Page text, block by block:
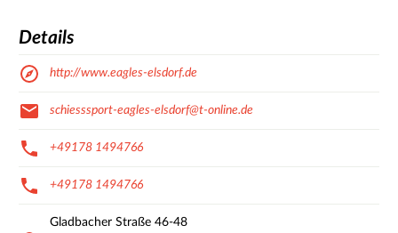
Details
http://www.eagles-elsdorf.de
schiesssport-eagles-elsdorf@t-online.de
+49178 1494766
+49178 1494766
Gladbacher Straße 46-48